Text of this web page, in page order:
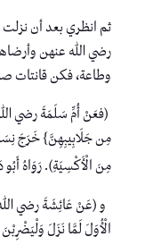
ثم انظري بعد أن نزلت
رضي الله عنهن
وطاعة، فكن قانتات
(فعَنْ أُمِّ سَلَمَةَ رضي
مِن جَلَابِيبِهِنَّ} خَرَجَ
مِنَ الْأَكْسِيَةِ). رَوَاهُ أَبُو
و (عَنْ عَائِشَةَ رضي
الْأُوَلَ لَمَّا نَزَلَ